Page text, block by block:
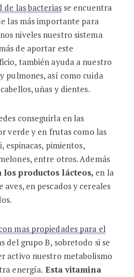
las bacteriasse encuentra
las más importante para
niveles nuestro sistema
de aportar este
también ayuda a nuestro
pulmones, así como cuida
uñas y dientes.
conseguirla en las
verde y en frutas como las
espinacas, pimientos,
entre otros. Además
los productos lácteos, en la
aves, en pescados y cereales
mas propiedades para el
del grupo B, sobretodo si se
activo nuestro metabolismo
energía. Esta vitamina